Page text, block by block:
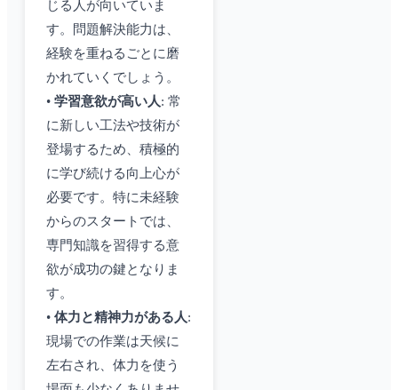
じる人が向いていま
す。問題解決能力は、
経験を重ねるごとに磨
かれていくでしょう。
• 学習意欲が高い人: 常
に新しい工法や技術が
登場するため、積極的
に学び続ける向上心が
必要です。特に未経験
からのスタートでは、
専門知識を習得する意
欲が成功の鍵となりま
す。
• 体力と精神力がある人:
現場での作業は天候に
左右され、体力を使う